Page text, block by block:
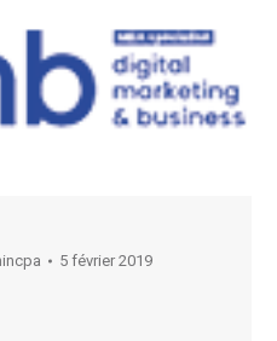
5 février 2019